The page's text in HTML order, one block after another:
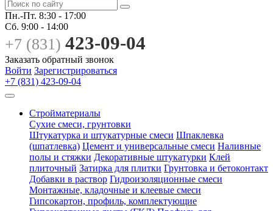
Пн.-Пт. 8:30 - 17:00
Сб. 9:00 - 14:00
+7 (831) 423-09-04
Заказать обратный звонок
Войти Зарегистрироваться
+7 (831) 423-09-04
Стройматериалы
Сухие смеси, грунтовки
Штукатурка и штукатурные смеси Шпаклевка
(шпатлевка) Цемент и универсальные смеси Наливные
полы и стяжки Декоративные штукатурки Клей
плиточный Затирка для плитки Грунтовка и бетоконтакт
Добавки в раствор Гидроизоляционные смеси
Монтажные, кладочные и клеевые смеси
Гипсокартон, профиль, комплектующие